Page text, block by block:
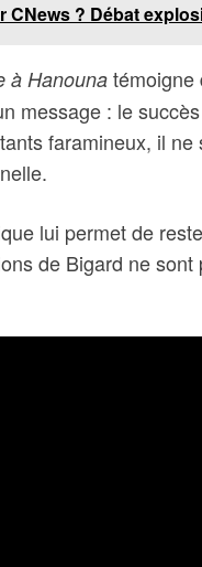
CNews ? Débat
à Hanounatémoigne
message : le
faramineux, il
lui permet de
de Bigard ne